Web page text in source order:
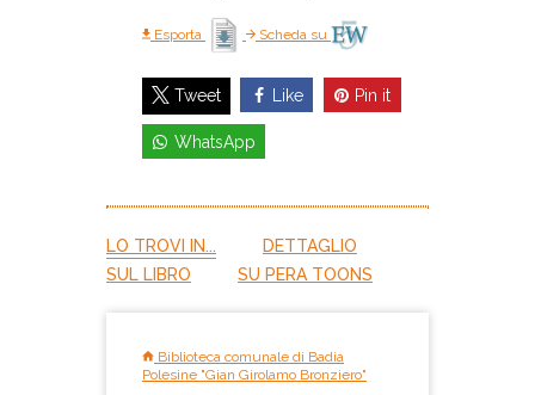
Esporta Scheda su
Tweet Like Pin it
WhatsApp
LO TROVI IN...
DETTAGLIO
SUL LIBRO
SU PERA TOONS
Biblioteca comunale di Badia
Polesine "Gian Girolamo Bronziero"